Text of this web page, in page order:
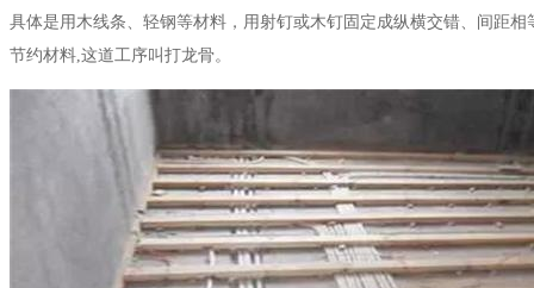
具体是用木线条、轻钢等材料，用射钉或木钉固定成纵横交错、间距相等的
节约材料,这道工序叫打龙骨。